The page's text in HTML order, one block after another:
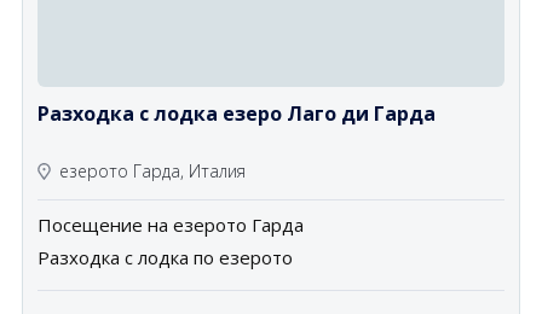
Разходка с лодка езеро Лаго ди Гарда
езерото Гарда, Италия
Посещение на езерото Гарда
Разходка с лодка по езерото